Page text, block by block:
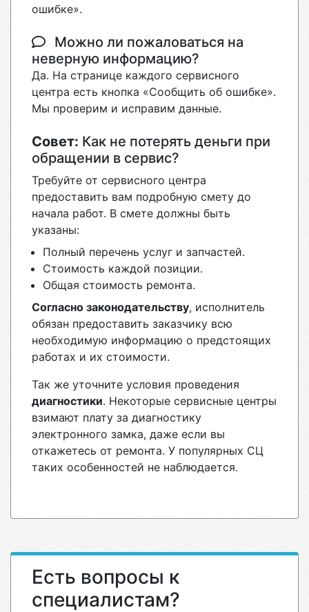
ошибке».
Можно ли пожаловаться на
неверную информацию?
Да. На странице каждого сервисного
центра есть кнопка «Сообщить об ошибке».
Мы проверим и исправим данные.
Совет: Как не потерять деньги при
обращении в сервис?
Требуйте от сервисного центра
предоставить вам подробную смету до
начала работ. В смете должны быть
указаны:
Полный перечень услуг и запчастей.
Стоимость каждой позиции.
Общая стоимость ремонта.
Согласно законодательству, исполнитель
обязан предоставить заказчику всю
необходимую информацию о предстоящих
работах и их стоимости.
Так же уточните условия проведения
диагностики. Некоторые сервисные центры
взимают плату за диагностику
электронного замка, даже если вы
откажетесь от ремонта. У популярных СЦ
таких особенностей не наблюдается.
Есть вопросы к
специалистам?